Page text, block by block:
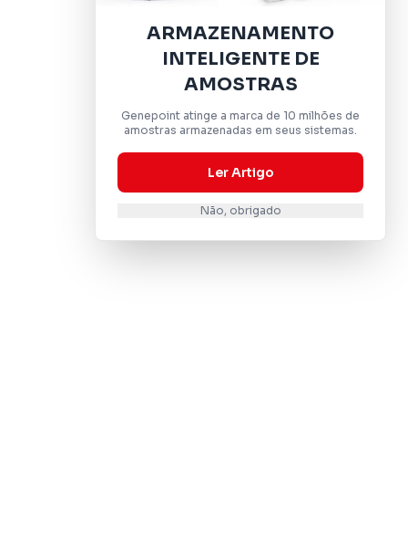
ARMAZENAMENTO
INTELIGENTE DE
AMOSTRAS
Genepoint atinge a marca de 10 milhões de
amostras armazenadas em seus sistemas.
Ler Artigo
Não, obrigado